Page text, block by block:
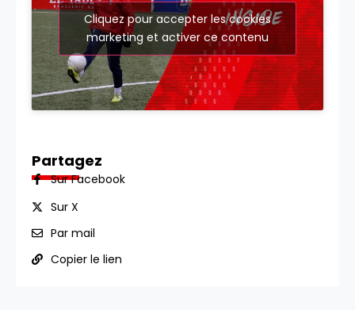
Cliquez pour accepter les cookies
marketing et activer ce contenu
Partagez
Sur Facebook
Sur X
Par mail
Copier le lien